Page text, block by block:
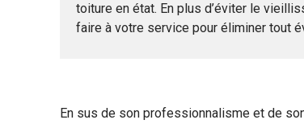
toiture en état. En plus d’éviter le
faire à votre service pour éliminer tout
En sus de son professionnalisme et de